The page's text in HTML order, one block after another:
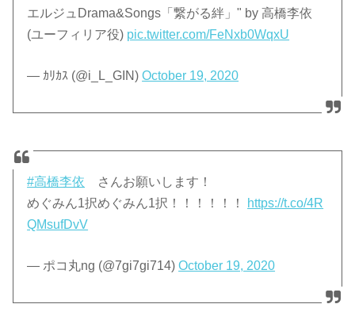
エルジュDrama&Songs「繋がる絆」" by 高橋李依
(ユーフィリア役) pic.twitter.com/FeNxb0WqxU
— ｶﾘｶｽ (@i_L_GIN)October 19, 2020
#高橋李依 さんお願いします！
めぐみん1択めぐみん1択！！！！！！
https://t.co/4R
QMsufDvV
— ポコ丸ng (@7gi7gi714)October 19, 2020